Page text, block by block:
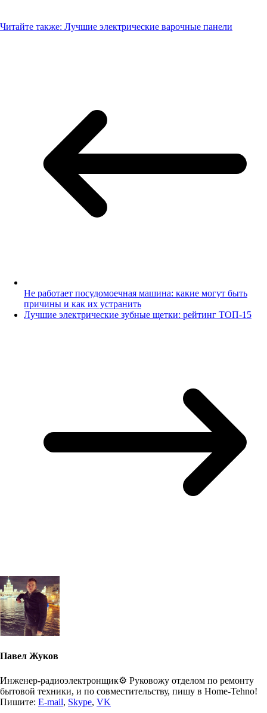
Читайте также: Лучшие электрические варочные панели
Не работает посудомоечная машина: какие могут быть
причины и как их устранить
Лучшие электрические зубные щетки: рейтинг ТОП-15
Павел Жуков
Инженер-радиоэлектронщик⚙️ Руковожу отделом по ремонту
бытовой техники, и по совместительству, пишу в Home-Tehno!
Пишите: E-mail, Skype, VK